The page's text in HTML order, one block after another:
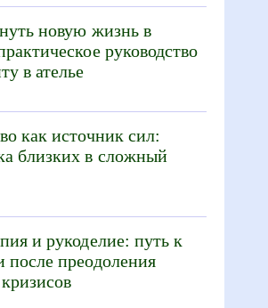
новую жизнь в
руководство
в ателье
как источник сил:
близких в сложный
и рукоделие: путь к
после преодоления